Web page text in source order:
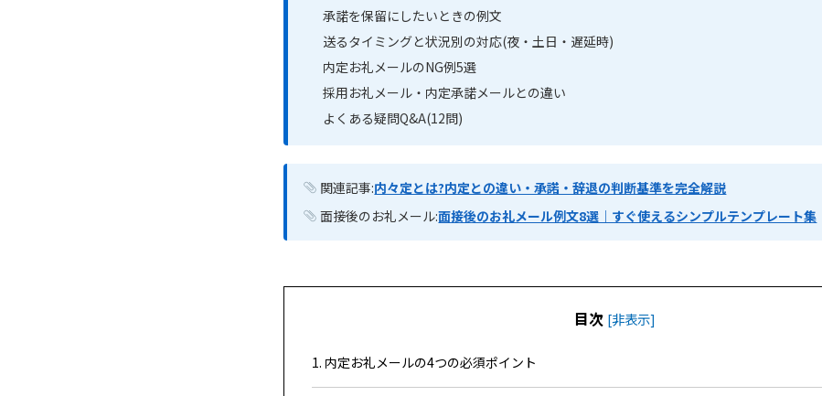
承諾を保留にしたいときの例文
送るタイミングと状況別の対応(夜・土日・遅延時)
内定お礼メールのNG例5選
採用お礼メール・内定承諾メールとの違い
よくある疑問Q&A(12問)
関連記事:内々定とは?内定との違い・承諾・辞退の判断基準を完全解説
面接後のお礼メール:面接後のお礼メール例文8選｜すぐ使えるシンプルテンプレート集
目次 [非表示]
1. 内定お礼メールの4つの必須ポイント